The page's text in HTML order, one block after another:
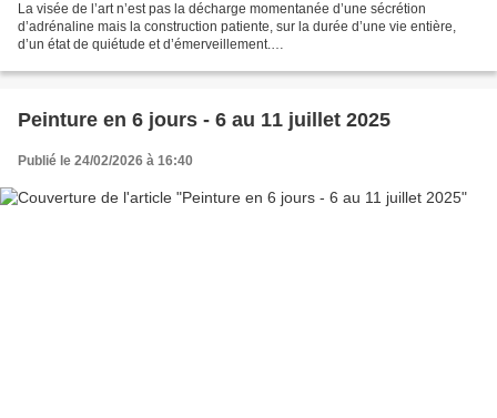
La visée de l’art n’est pas la décharge momentanée d’une sécrétion
d’adrénaline mais la construction patiente, sur la durée d’une vie entière,
d’un état de quiétude et d’émerveillement.
…………………………………………………………………………………………
Peinture en 6 jours - 6 au 11 juillet 2025
Publié le 24/02/2026 à 16:40